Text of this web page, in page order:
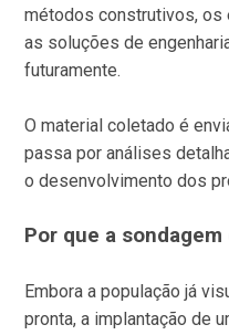
métodos construtivos, os
as soluções de
futuramente.
O material coletado é
passa por análises
o desenvolvimento dos
Por que a
Embora a população já
pronta, a implantação de